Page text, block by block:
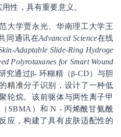
性，具有重要意义。
大学贾永光、华南理工大学王
同通讯在Advanced Science在线
Adaptable Slide-Ring Hydroge
Polyrotaxanes for Smart Wound
究通过β- 环糊精（β-CD）与胆
精准分子识别，设计了一种低
轮烷。该前驱体与两性离子甲
SBMA）和 N - 丙烯酰甘氨酰
应，构建了具有皮肤适配性的